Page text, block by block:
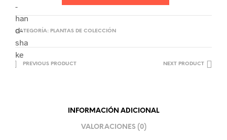
CATEGORÍA: PLANTAS DE COLECCIÓN
PREVIOUS PRODUCT NEXT PRODUCT
INFORMACIÓN ADICIONAL
VALORACIONES (0)